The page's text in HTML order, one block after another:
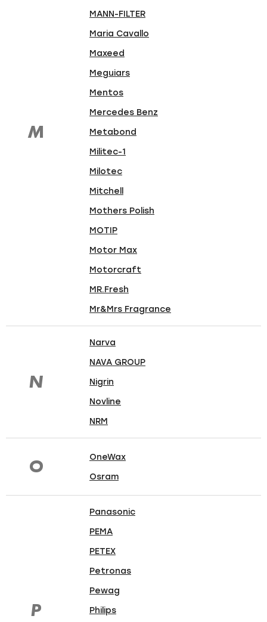
M
MANN-FILTER
Maria Cavallo
Maxeed
Meguiars
Mentos
Mercedes Benz
Metabond
Militec-1
Milotec
Mitchell
Mothers Polish
MOTIP
Motor Max
Motorcraft
MR.Fresh
Mr&Mrs Fragrance
N
Narva
NAVA GROUP
Nigrin
Novline
NRM
O
OneWax
Osram
P
Panasonic
PEMA
PETEX
Petronas
Pewag
Philips